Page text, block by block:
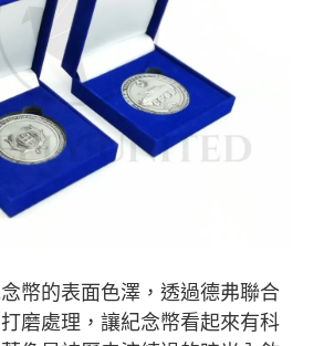
幣的表面色澤，透過德弗聯合
磨處理，讓紀念幣看起來有科